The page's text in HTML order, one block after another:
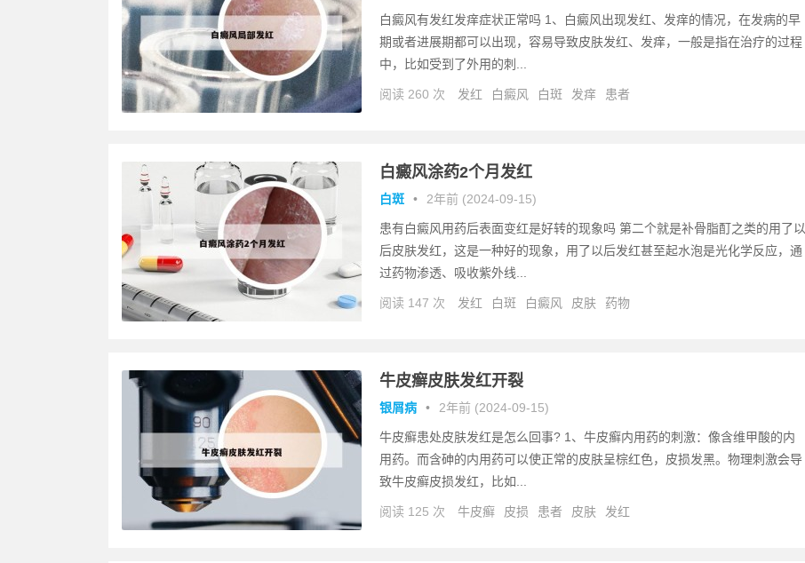
白癜风有发红发痒症状正常吗 1、白癜风出现发红、发痒的情况，在发病的早
期或者进展期都可以出现，容易导致皮肤发红、发痒，一般是指在治疗的过程
中，比如受到了外用的刺...
阅读 260 次 发红 白癜风 白斑 发痒 患者
白癜风涂药2个月发红
白斑 • 2年前 (2024-09-15)
患有白癜风用药后表面变红是好转的现象吗 第二个就是补骨脂酊之类的用了以
后皮肤发红，这是一种好的现象，用了以后发红甚至起水泡是光化学反应，通
过药物渗透、吸收紫外线...
阅读 147 次 发红 白斑 白癜风 皮肤 药物
牛皮癣皮肤发红开裂
银屑病 • 2年前 (2024-09-15)
牛皮癣患处皮肤发红是怎么回事? 1、牛皮癣内用药的刺激：像含维甲酸的内
用药。而含砷的内用药可以使正常的皮肤呈棕红色，皮损发黑。物理刺激会导
致牛皮癣皮损发红，比如...
阅读 125 次 牛皮癣 皮损 患者 皮肤 发红